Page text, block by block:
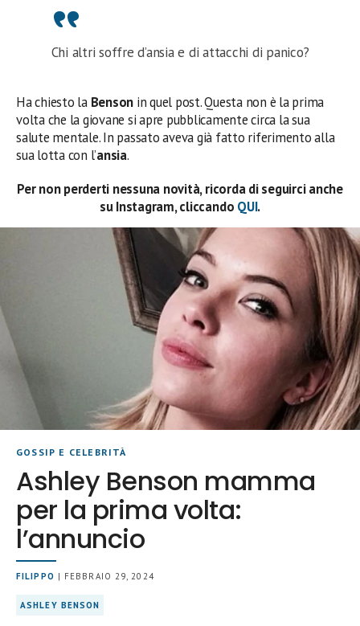
Chi altri soffre d’ansia e di attacchi di panico?
Ha chiesto la Benson in quel post. Questa non è la prima
volta che la giovane si apre pubblicamente circa la sua
salute mentale. In passato aveva già fatto riferimento alla
sua lotta con l’ansia.
Per non perderti nessuna novità, ricorda di seguirci anche
su Instagram, cliccando QUI.
GOSSIP E CELEBRITÀ
Ashley Benson mamma
per la prima volta:
l’annuncio
FILIPPO | FEBBRAIO 29, 2024
ASHLEY BENSON